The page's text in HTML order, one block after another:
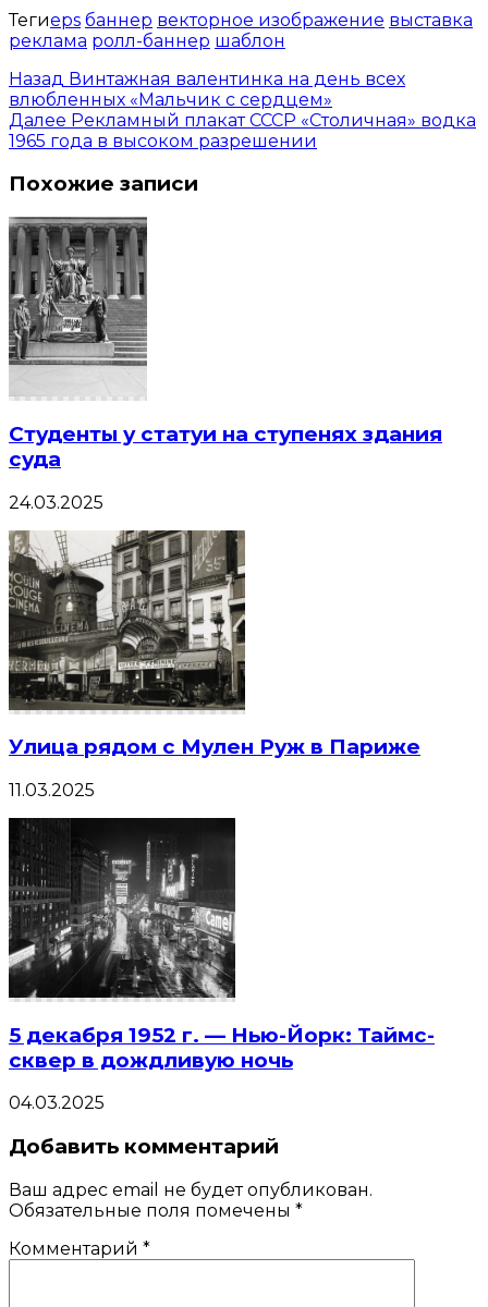
Тегиeps баннер векторное изображение выставка
реклама ролл-баннер шаблон
Назад Винтажная валентинка на день всех
влюбленных «Мальчик с сердцем»
Далее Рекламный плакат СССР «Столичная» водка
1965 года в высоком разрешении
Похожие записи
Студенты у статуи на ступенях здания
суда
24.03.2025
Улица рядом с Мулен Руж в Париже
11.03.2025
5 декабря 1952 г. — Нью-Йорк: Таймс-
сквер в дождливую ночь
04.03.2025
Добавить комментарий
Ваш адрес email не будет опубликован.
Обязательные поля помечены *
Комментарий *